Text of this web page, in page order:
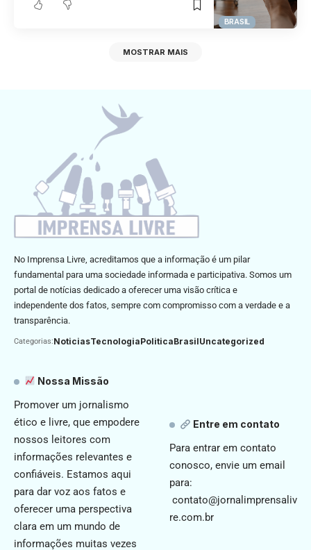
BRASIL
MOSTRAR MAIS
No Imprensa Livre, acreditamos que a informação é um pilar
fundamental para uma sociedade informada e participativa. Somos um
portal de notícias dedicado a oferecer uma visão crítica e
independente dos fatos, sempre com compromisso com a verdade e a
transparência.
Categorias:NoticiasTecnologiaPoliticaBrasilUncategorized
Nossa Missão
Promover um jornalismo
ético e livre, que empodere
nossos leitores com
informações relevantes e
confiáveis. Estamos aqui
para dar voz aos fatos e
oferecer uma perspectiva
clara em um mundo de
informações muitas vezes
Entre em contato
Para entrar em contato
conosco, envie um email
para:
contato@jornalimprensaliv
re.com.br